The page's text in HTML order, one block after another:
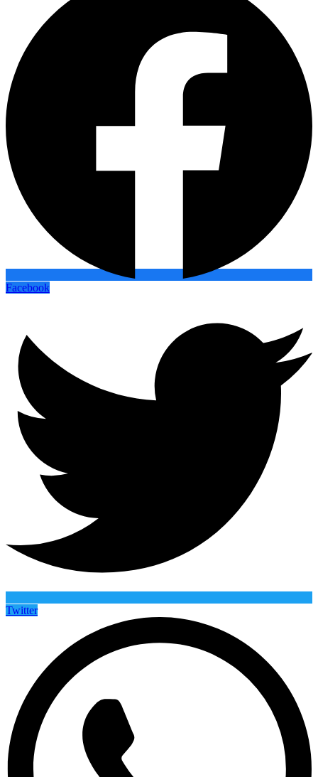
Facebook
Twitter